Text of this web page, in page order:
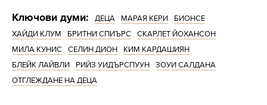
Ключови думи: ДЕЦА МАРАЯ КЕРИ
БИОНСЕ
ХАЙДИ КЛУМ
БРИТНИ СПИЪРС
СКАРЛЕТ ЙОХАНСОН
МИЛА КУНИС
СЕЛИН ДИОН
КИМ КАРДАШИЯН
БЛЕЙК ЛАЙВЛИ
РИЙЗ УИДЪРСПУУН
ЗОУИ САЛДАНА
ОТГЛЕЖДАНЕ НА ДЕЦА